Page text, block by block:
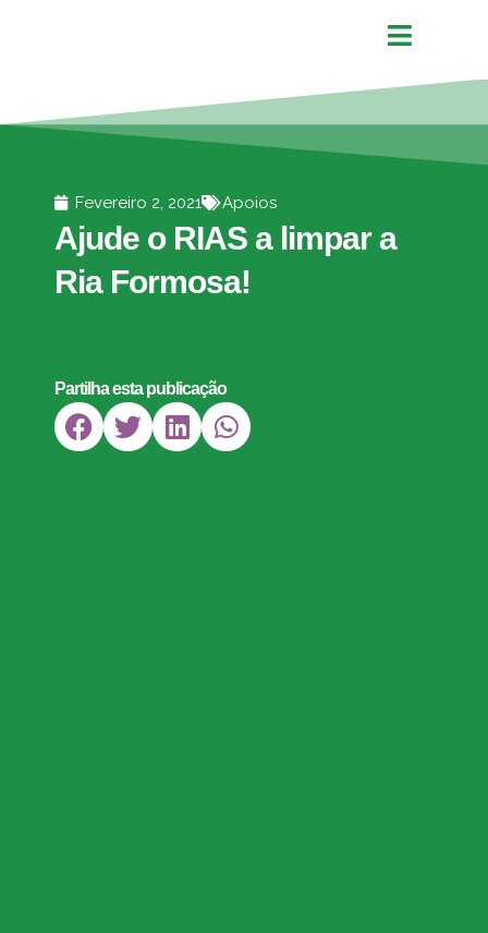
Fevereiro 2, 2021 Apoios
Ajude o RIAS a limpar a
Ria Formosa!
Partilha esta publicação